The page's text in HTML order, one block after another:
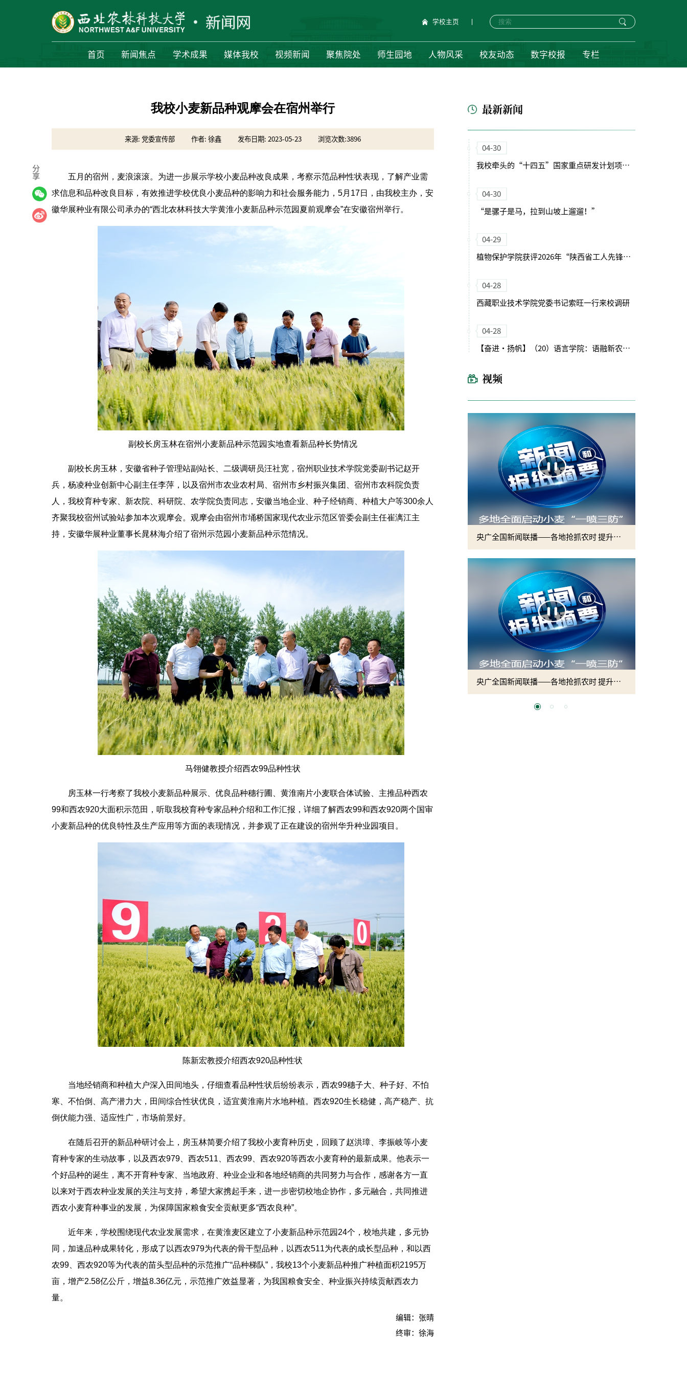
学校主页
首页 新闻焦点 学术成果 媒体我校 视频新闻 聚焦院处 师生园地 人物风采 校友动态 数字校报 专栏
我校小麦新品种观摩会在宿州举行
来源: 党委宣传部 作者: 徐鑫 发布日期: 2023-05-23 浏览次数:3896
五月的宿州，麦浪滚滚。为进一步展示学校小麦品种改良成果，考察示范品种性状表现，了解产业需
求信息和品种改良目标，有效推进学校优良小麦品种的影响力和社会服务能力，5月17日，由我校主办，安
徽华展种业有限公司承办的“西北农林科技大学黄淮小麦新品种示范园夏前观摩会”在安徽宿州举行。
副校长房玉林在宿州小麦新品种示范园实地查看新品种长势情况
副校长房玉林，安徽省种子管理站副站长、二级调研员汪社宽，宿州职业技术学院党委副书记赵开
兵，杨凌种业创新中心副主任李萍，以及宿州市农业农村局、宿州市乡村振兴集团、宿州市农科院负责
人，我校育种专家、新农院、科研院、农学院负责同志，安徽当地企业、种子经销商、种植大户等300余人
齐聚我校宿州试验站参加本次观摩会。观摩会由宿州市埇桥国家现代农业示范区管委会副主任崔漓江主
持，安徽华展种业董事长晁林海介绍了宿州示范园小麦新品种示范情况。
马翎健教授介绍西农99品种性状
房玉林一行考察了我校小麦新品种展示、优良品种穗行圃、黄淮南片小麦联合体试验、主推品种西农
99和西农920大面积示范田，听取我校育种专家品种介绍和工作汇报，详细了解西农99和西农920两个国审
小麦新品种的优良特性及生产应用等方面的表现情况，并参观了正在建设的宿州华升种业园项目。
陈新宏教授介绍西农920品种性状
当地经销商和种植大户深入田间地头，仔细查看品种性状后纷纷表示，西农99穗子大、种子好、不怕
寒、不怕倒、高产潜力大，田间综合性状优良，适宜黄淮南片水地种植。西农920生长稳健，高产稳产、抗
倒伏能力强、适应性广，市场前景好。
在随后召开的新品种研讨会上，房玉林简要介绍了我校小麦育种历史，回顾了赵洪璋、李振岐等小麦
育种专家的生动故事，以及西农979、西农511、西农99、西农920等西农小麦育种的最新成果。他表示一
个好品种的诞生，离不开育种专家、当地政府、种业企业和各地经销商的共同努力与合作，感谢各方一直
以来对于西农种业发展的关注与支持，希望大家携起手来，进一步密切校地企协作，多元融合，共同推进
西农小麦育种事业的发展，为保障国家粮食安全贡献更多“西农良种”。
近年来，学校围绕现代农业发展需求，在黄淮麦区建立了小麦新品种示范园24个，校地共建，多元协
同，加速品种成果转化，形成了以西农979为代表的骨干型品种，以西农511为代表的成长型品种，和以西
农99、西农920等为代表的苗头型品种的示范推广“品种梯队”，我校13个小麦新品种推广种植面积2195万
亩，增产2.58亿公斤，增益8.36亿元，示范推广效益显著，为我国粮食安全、种业振兴持续贡献西农力
量。
编辑：张晴
终审：徐海
分
享
最新新闻
04-30
我校牵头的“十四五”国家重点研发计划项目启动会暨实施方案论证会顺利召开
04-30
“是骡子是马，拉到山坡上遛遛！”
04-29
植物保护学院获评2026年“陕西省工人先锋号”
04-28
西藏职业技术学院党委书记索旺一行来校调研
04-28
【奋进・扬帆】（20）语言学院：语融新农启征程 文润育人谱新篇
视频
2026年田径运动会暨第八届教学文化节开幕
央广全国新闻联播——各地抢抓农时 提升春管效率 夯实夏粮增收基础 (2)
央广全国新闻联播——各地抢抓农时 提升春管效率 夯实夏粮增收基础 (1)